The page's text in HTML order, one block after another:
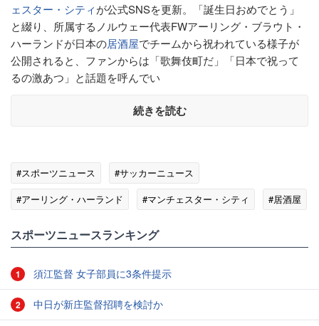
ェスター・シティが公式SNSを更新。「誕生日おめでとう」
と綴り、所属するノルウェー代表FWアーリング・ブラウト・
ハーランドが日本の居酒屋でチームから祝われている様子が
公開されると、ファンからは「歌舞伎町だ」「日本で祝って
るの激あつ」と話題を呼んでい
続きを読む
#スポーツニュース
#サッカーニュース
#アーリング・ハーランド
#マンチェスター・シティ #居酒屋
スポーツニュースランキング
1 須江監督 女子部員に3条件提示
2 中日が新庄監督招聘を検討か